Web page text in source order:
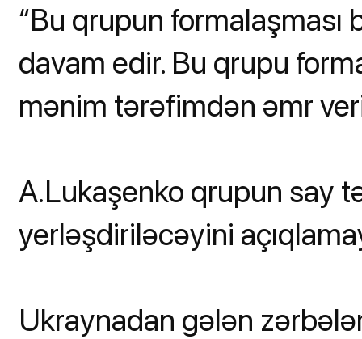
“Bu qrupun formalaşması
davam edir. Bu qrupu
mənim tərəfimdən əmr
A.Lukaşenko qrupun say
yerləşdiriləcəyini
Ukraynadan gələn